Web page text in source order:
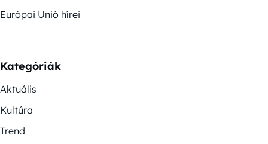
Európai Unió hírei
Kategóriák
Aktuális
Kultúra
Trend